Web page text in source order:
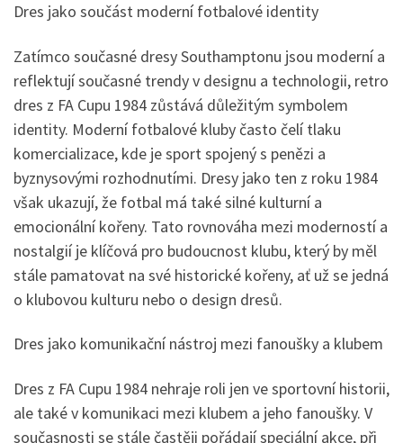
Dres jako součást moderní fotbalové identity
Zatímco současné dresy Southamptonu jsou moderní a
reflektují současné trendy v designu a technologii, retro
dres z FA Cupu 1984 zůstává důležitým symbolem
identity. Moderní fotbalové kluby často čelí tlaku
komercializace, kde je sport spojený s penězi a
byznysovými rozhodnutími. Dresy jako ten z roku 1984
však ukazují, že fotbal má také silné kulturní a
emocionální kořeny. Tato rovnováha mezi moderností a
nostalgií je klíčová pro budoucnost klubu, který by měl
stále pamatovat na své historické kořeny, ať už se jedná
o klubovou kulturu nebo o design dresů.
Dres jako komunikační nástroj mezi fanoušky a klubem
Dres z FA Cupu 1984 nehraje roli jen ve sportovní historii,
ale také v komunikaci mezi klubem a jeho fanoušky. V
současnosti se stále častěji pořádají speciální akce, při